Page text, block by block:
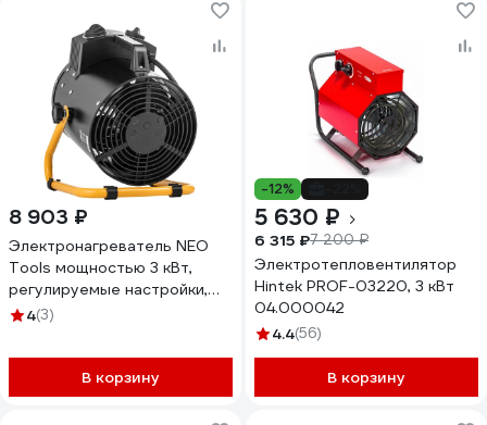
8 903 ₽
Электронагреватель NEO
Tools мощностью 3 кВт,
регулируемые настройки,
IPX4 90-068
4(3)
В корзину
-12%
5 630 ₽
6 315 ₽7 200 ₽
Электротепловентилятор
Hintek PROF-03220, 3 кВт
04.000042
4.4(56)
В корзину